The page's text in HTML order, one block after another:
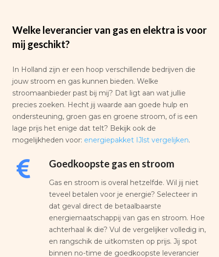
Welke leverancier van gas en elektra is voor
mij geschikt?
In Holland zijn er een hoop verschillende bedrijven die
jouw stroom en gas kunnen bieden. Welke
stroomaanbieder past bij mij? Dat ligt aan wat jullie
precies zoeken. Hecht jij waarde aan goede hulp en
ondersteuning, groen gas en groene stroom, of is een
lage prijs het enige dat telt? Bekijk ook de
mogelijkheden voor: energiepakket IJlst vergelijken.
Goedkoopste gas en stroom
Gas en stroom is overal hetzelfde. Wil jij niet
teveel betalen voor je energie? Selecteer in
dat geval direct de betaalbaarste
energiemaatschappij van gas en stroom. Hoe
achterhaal ik die? Vul de vergelijker volledig in,
en rangschik de uitkomsten op prijs. Jij spot
binnen no-time de goedkoopste leverancier